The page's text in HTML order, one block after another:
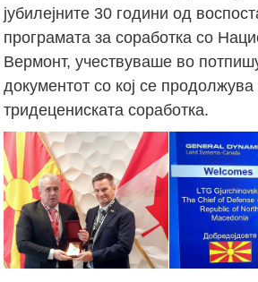
јубилејните 30 години од
програмата за соработка со
Вермонт, учествуваше во
документот со кој се
тридецениската соработка.